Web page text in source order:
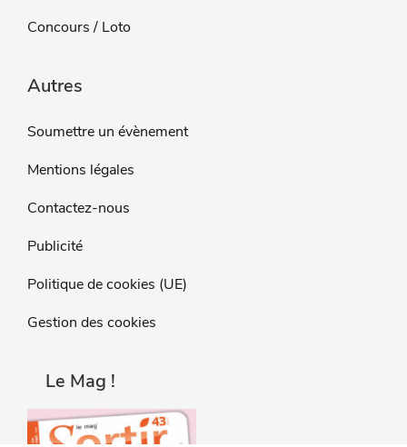
Concours / Loto
Autres
Soumettre un évènement
Mentions légales
Contactez-nous
Publicité
Politique de cookies (UE)
Gestion des cookies
Le Mag !